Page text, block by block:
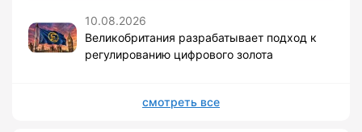
10.08.2026
Великобритания разрабатывает подход к
регулированию цифрового золота
смотреть все